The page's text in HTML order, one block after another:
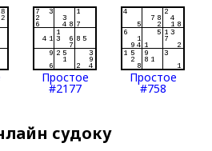
Простое
#2177
Простое
#758
судоку